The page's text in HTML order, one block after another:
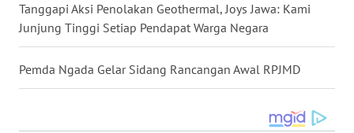
Tanggapi Aksi Penolakan Geothermal, Joys Jawa: Kami
Junjung Tinggi Setiap Pendapat Warga Negara
Pemda Ngada Gelar Sidang Rancangan Awal RPJMD
SULSEL
WN
GORONTALO